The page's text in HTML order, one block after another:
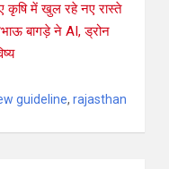
कृषि में खुल रहे नए रास्ते
बागड़े ने AI, ड्रोन
guideline, rajasthan